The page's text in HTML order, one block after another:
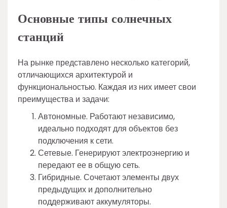
Основные типы солнечных
станций
На рынке представлено несколько категорий,
отличающихся архитектурой и
функциональностью. Каждая из них имеет свои
преимущества и задачи:
Автономные. Работают независимо,
идеально подходят для объектов без
подключения к сети.
Сетевые. Генерируют электроэнергию и
передают ее в общую сеть.
Гибридные. Сочетают элементы двух
предыдущих и дополнительно
поддерживают аккумуляторы.